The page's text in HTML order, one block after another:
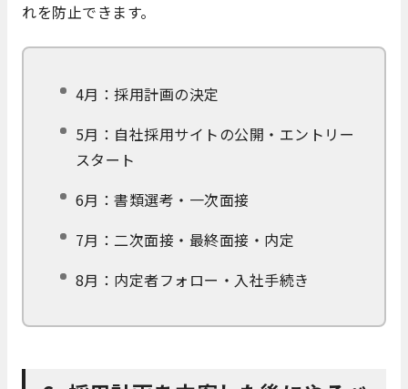
れを防止できます。
4月：採用計画の決定
5月：自社採用サイトの公開・エントリー
スタート
6月：書類選考・一次面接
7月：二次面接・最終面接・内定
8月：内定者フォロー・入社手続き